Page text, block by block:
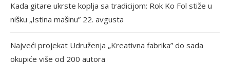
Kada gitare ukrste koplja sa tradicijom: Rok Ko Fol stiže u
nišku „Istina mašinu” 22. avgusta
Najveći projekat Udruženja „Kreativna fabrika” do sada
okupiće više od 200 autora